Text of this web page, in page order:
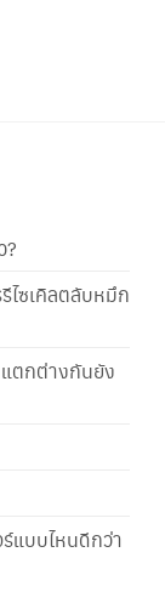
?
ไซเคิลตลับหมึก
ตกต่างกันยัง
แบบไหนดีกว่า